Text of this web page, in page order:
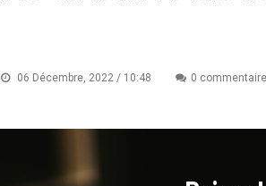
06 Décembre, 2022 / 10:48 0